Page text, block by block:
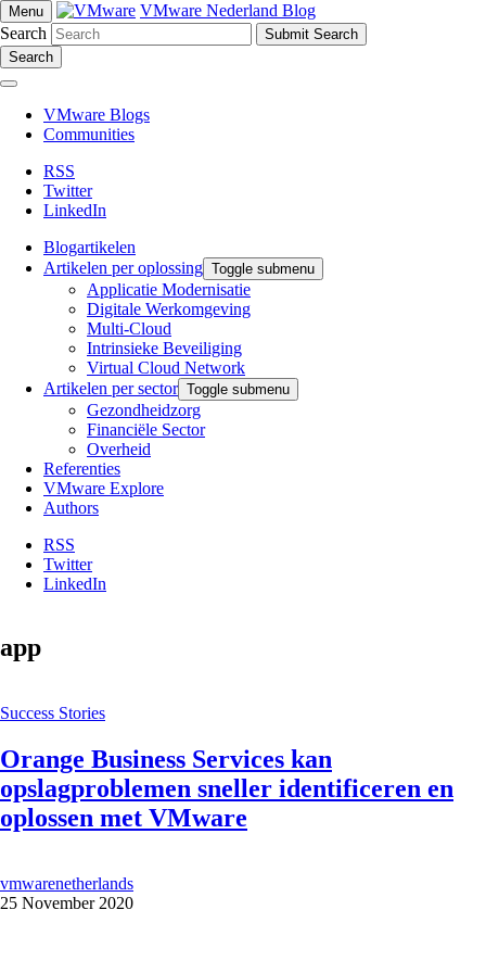
Menu
VMware Nederland Blog
Search
Search
VMware Blogs
Communities
RSS
Twitter
LinkedIn
Blogartikelen
Artikelen per oplossing Toggle submenu
Applicatie Modernisatie
Digitale Werkomgeving
Multi-Cloud
Intrinsieke Beveiliging
Virtual Cloud Network
Artikelen per sector Toggle submenu
Gezondheidzorg
Financiële Sector
Overheid
Referenties
VMware Explore
Authors
RSS
Twitter
LinkedIn
app
Success Stories
Orange Business Services kan
opslagproblemen sneller identificeren en
oplossen met VMware
vmwarenetherlands
25 November 2020